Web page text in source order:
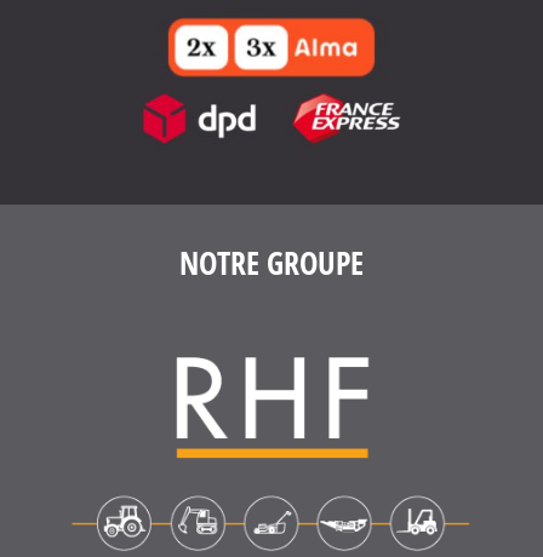
4.6/5(1639 avis)
NOTRE GROUPE